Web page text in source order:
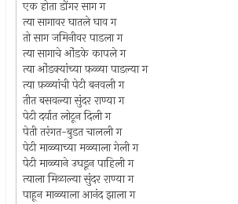
एक होता डोंगर साग ग
त्या सागावर घातले घाव ग
तो साग जमिनीवर पाडला ग
त्या सागाचे ओंडके कापले ग
त्या ओंडक्यांच्या फ़ळ्या पाडल्या ग
त्या फ़ळ्यांची पेटी बनवली ग
तीत बसवल्या सुंदर राण्या ग
पेटी दर्यात लोटून दिली ग
पेती तरंगत-बुडत चालली ग
पेटी माळ्याच्या मळ्याला गेली ग
पेटी माळ्याने उघडून पाहिली ग
त्याला मिळाल्या सुंदर राण्या ग
पाहून माळ्याला आनंद झाला ग